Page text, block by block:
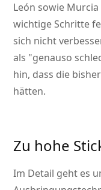
León sowie
wichtige Schritte
sich nicht
als genauso
hin, dass die
hätten.
Zu hohe
Im Detail geht es